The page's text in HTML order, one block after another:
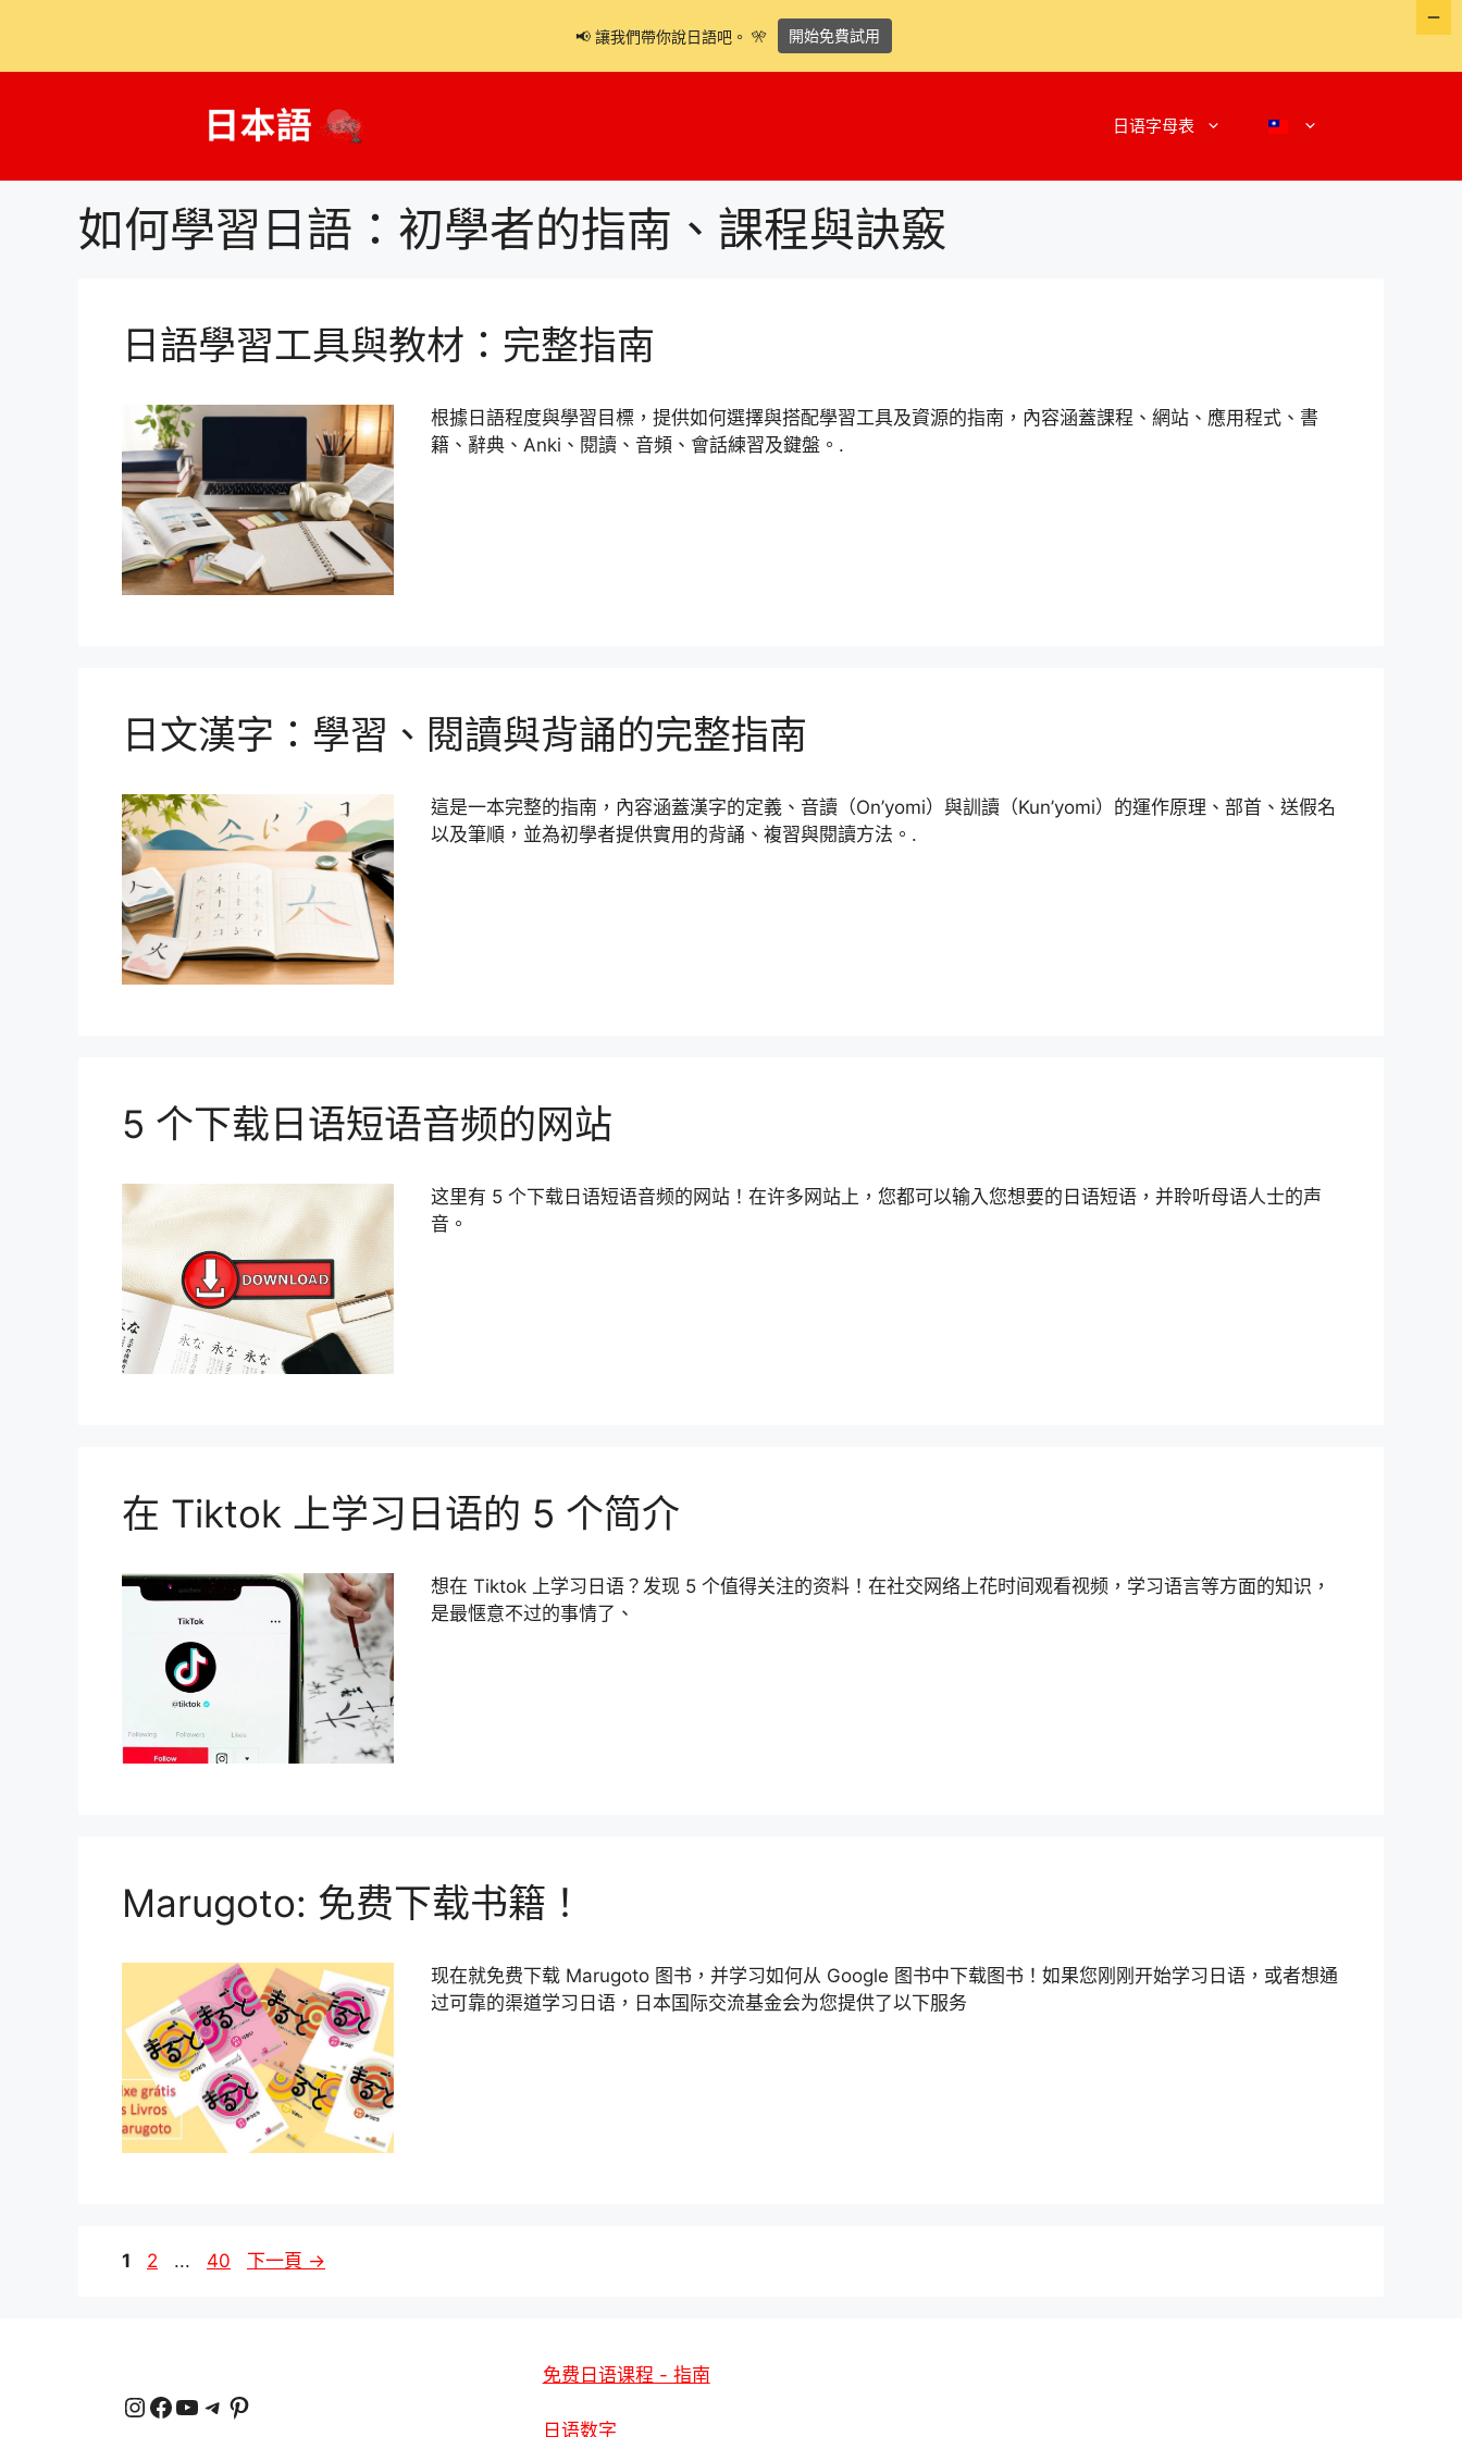
日语字母表
如何學習日語：初學者的指南、課程與訣竅
日語學習工具與教材：完整指南
根據日語程度與學習目標，提供如何選擇與搭配學習工具及資源的指南，內容涵蓋課程、網站、應用程式、書
籍、辭典、Anki、閱讀、音頻、會話練習及鍵盤。.
日文漢字：學習、閱讀與背誦的完整指南
這是一本完整的指南，內容涵蓋漢字的定義、音讀（On’yomi）與訓讀（Kun’yomi）的運作原理、部首、送假名
以及筆順，並為初學者提供實用的背誦、複習與閱讀方法。.
5 个下载日语短语音频的网站
这里有 5 个下载日语短语音频的网站！在许多网站上，您都可以输入您想要的日语短语，并聆听母语人士的声
音。
在 Tiktok 上学习日语的 5 个简介
想在 Tiktok 上学习日语？发现 5 个值得关注的资料！在社交网络上花时间观看视频，学习语言等方面的知识，
是最惬意不过的事情了、
Marugoto: 免费下载书籍！
现在就免费下载 Marugoto 图书，并学习如何从 Google 图书中下载图书！如果您刚刚开始学习日语，或者想通
过可靠的渠道学习日语，日本国际交流基金会为您提供了以下服务
页
1
页
2 ...
页
40 下一頁 →
Instagram 臉書YouTube 電報 Pinterest
免费日语课程 - 指南
日语数字
📢 讓我們帶你說日語吧。 🎌 開始免費試用